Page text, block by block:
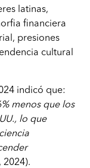
latinas,
financiera
presiones
cultural
indicó que:
menos que los
lo que